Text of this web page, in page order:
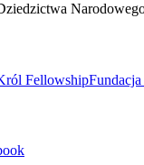
Fellowship